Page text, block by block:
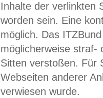
Inhalte der verlinkten
worden sein. Eine
möglich. Das
möglicherweise straf-
Sitten verstoßen. Für
Webseiten anderer
verwiesen wurde.